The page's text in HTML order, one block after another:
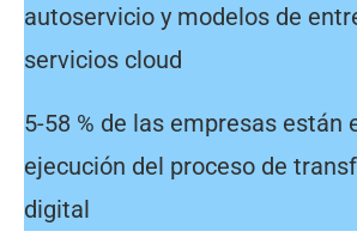
autoservicio y modelos de
servicios cloud
5-58 % de las empresas están
ejecución del proceso de
digital